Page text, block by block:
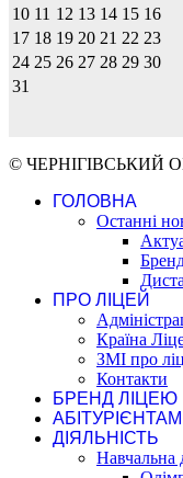
10 11 12 13 14 15 16
17 18 19 20 21 22 23
24 25 26 27 28 29 30
31
© ЧЕРНІГІВСЬКИЙ
ГОЛОВНА
Останні
ПРО ЛІЦЕЙ
Країна
ЗМІ про
Контакти
БРЕНД ЛІЦЕЮ
АБІТУРІЄНТАМ
ДІЯЛЬНІСТЬ
Навчальна